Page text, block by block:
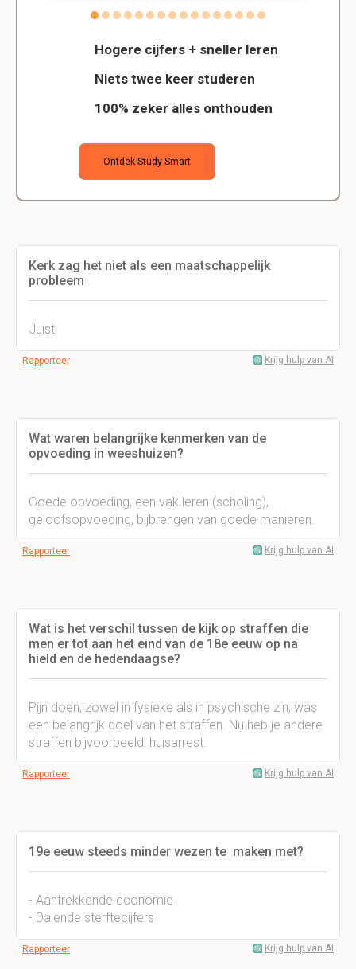
Hogere cijfers + sneller leren
Niets twee keer studeren
100% zeker alles onthouden
Ontdek Study Smart
Kerk zag het niet als een maatschappelijk
probleem
Juist
Rapporteer Krijg hulp van AI
Wat waren belangrijke kenmerken van de
opvoeding in weeshuizen?
Goede opvoeding, een vak leren (scholing),
geloofsopvoeding, bijbrengen van goede manieren.
Rapporteer Krijg hulp van AI
Wat is het verschil tussen de kijk op straffen die
men er tot aan het eind van de 18e eeuw op na
hield en de hedendaagse?
Pijn doen, zowel in fysieke als in psychische zin, was
een belangrijk doel van het straffen. Nu heb je andere
straffen bijvoorbeeld: huisarrest.
Rapporteer Krijg hulp van AI
19e eeuw steeds minder wezen te maken met?
- Aantrekkende economie
- Dalende sterftecijfers
Rapporteer Krijg hulp van AI